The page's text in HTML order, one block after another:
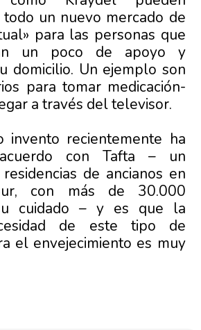
todo un nuevo mercado de
para las personas que
un poco de apoyo y
domicilio. Un ejemplo son
para tomar medicación-
a través del televisor.
invento recientemente ha
con Tafta – un
de ancianos en
con más de 30.000
cuidado – y es que la
de este tipo de
el envejecimiento es muy